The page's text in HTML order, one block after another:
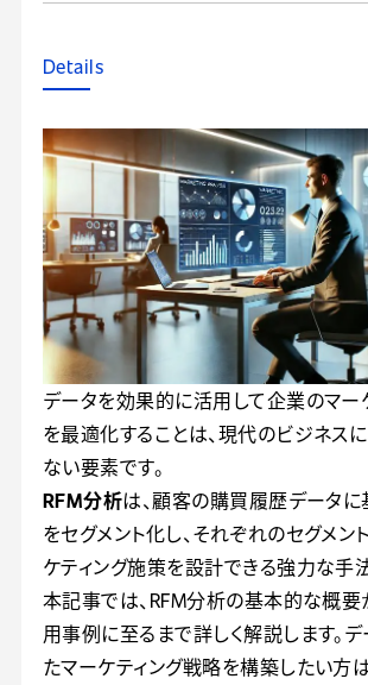
Details
データを効果的に活用して企業のマー
を最適化することは、現代のビジネス
ない要素です。
RFM分析は、顧客の購買履歴データ
をセグメント化し、それぞれのセグメン
ケティング施策を設計できる強力な手法
本記事では、RFM分析の基本的な概要
用事例に至るまで詳しく解説します。
たマーケティング戦略を構築したい方